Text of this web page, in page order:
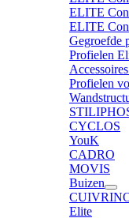
ELITE
ELITE
Gegroefde
Profielen
Profielen
CYCLOS
YouK
CADRO
MOVIS
Buizen
Elite